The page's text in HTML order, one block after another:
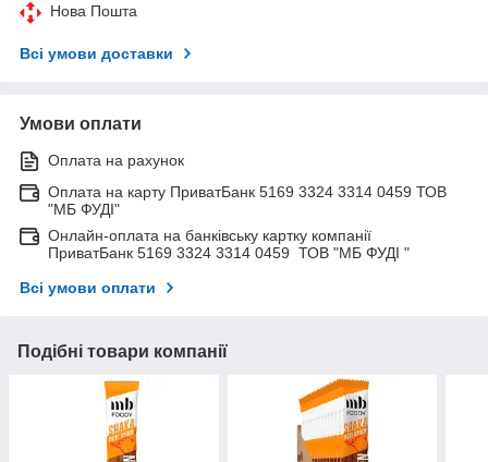
Нова Пошта
Всі умови доставки
Умови оплати
Оплата на рахунок
Оплата на карту ПриватБанк 5169 3324 3314 0459 ТОВ
"МБ ФУДІ"
Онлайн-оплата на банківську картку компанії
ПриватБанк 5169 3324 3314 0459 ТОВ "МБ ФУДІ "
Всі умови оплати
Подібні товари компанії